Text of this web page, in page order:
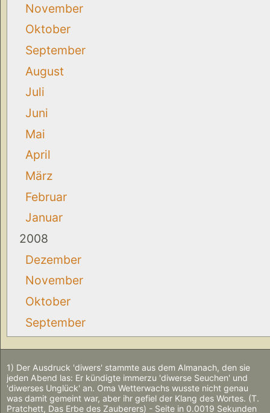
November
Oktober
September
August
Juli
Juni
Mai
April
März
Februar
Januar
2008
Dezember
November
Oktober
September
1) Der Ausdruck 'diwers' stammte aus dem Almanach, den sie
jeden Abend las: Er kündigte immerzu 'diwerse Seuchen' und
'diwerses Unglück' an. Oma Wetterwachs wusste nicht genau
was damit gemeint war, aber ihr gefiel der Klang des Wortes. (T.
Pratchett, Das Erbe des Zauberers) - Seite in 0.0019 Sekunden